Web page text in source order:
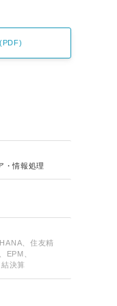
・情報処理
、住友精
EPM、
決算